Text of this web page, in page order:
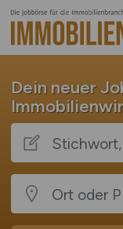
Dein neuer